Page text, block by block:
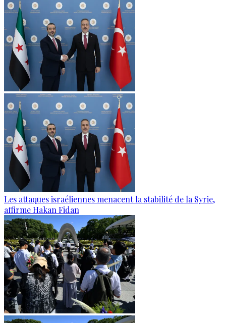
Les attaques israéliennes menacent la stabilité de la Syrie,
affirme Hakan Fidan